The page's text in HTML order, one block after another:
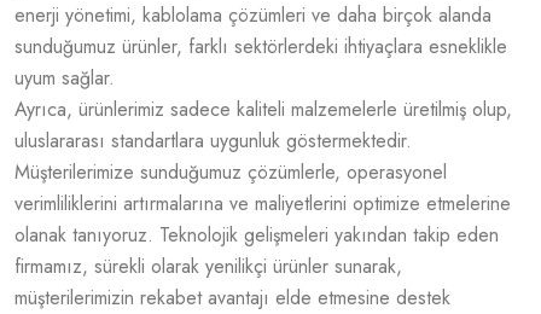
enerji yönetimi, kablolama çözümleri ve daha birçok alanda
sunduğumuz ürünler, farklı sektörlerdeki ihtiyaçlara esneklikle
uyum sağlar.
Ayrıca, ürünlerimiz sadece kaliteli malzemelerle üretilmiş olup,
uluslararası standartlara uygunluk göstermektedir.
Müşterilerimize sunduğumuz çözümlerle, operasyonel
verimliliklerini artırmalarına ve maliyetlerini optimize etmelerine
olanak tanıyoruz. Teknolojik gelişmeleri yakından takip eden
firmamız, sürekli olarak yenilikçi ürünler sunarak,
müşterilerimizin rekabet avantajı elde etmesine destek